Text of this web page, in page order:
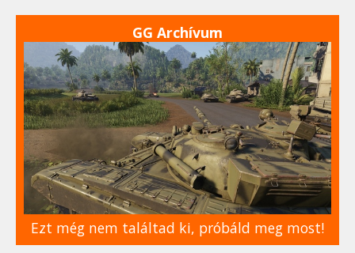
GG Archívum
Ezt még nem találtad ki, próbáld meg most!